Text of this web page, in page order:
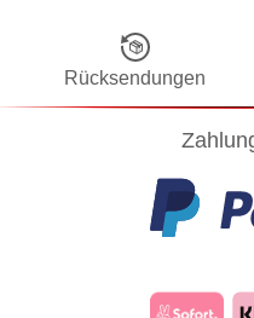
Rücksendungen